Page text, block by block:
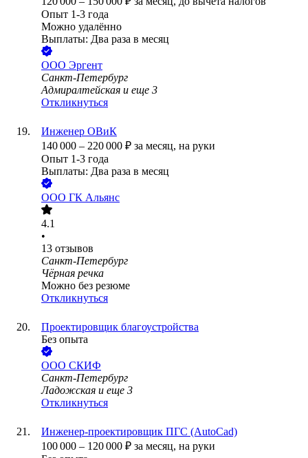
Опыт 1-3 года
Можно удалённо
Выплаты: Два раза в месяц
ООО Эргент
Санкт-Петербург
Адмиралтейская и еще 3
Откликнуться
Инженер ОВиК
140 000 – 220 000 ₽ за месяц, на руки
Опыт 1-3 года
Выплаты: Два раза в месяц
ООО ГК Альянс
4.1
•
13 отзывов
Санкт-Петербург
Чёрная речка
Можно без резюме
Откликнуться
Проектировщик благоустройства
Без опыта
ООО СКИФ
Санкт-Петербург
Ладожская и еще 3
Откликнуться
Инженер-проектировщик ПГС (AutoCad)
100 000 – 120 000 ₽ за месяц, на руки